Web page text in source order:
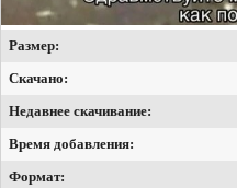
Размер:
Скачано:
Недавнее скачивание:
Время добавления:
Формат: